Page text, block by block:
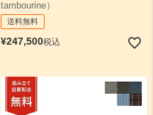
tambourine）
送料無料
¥247,500税込